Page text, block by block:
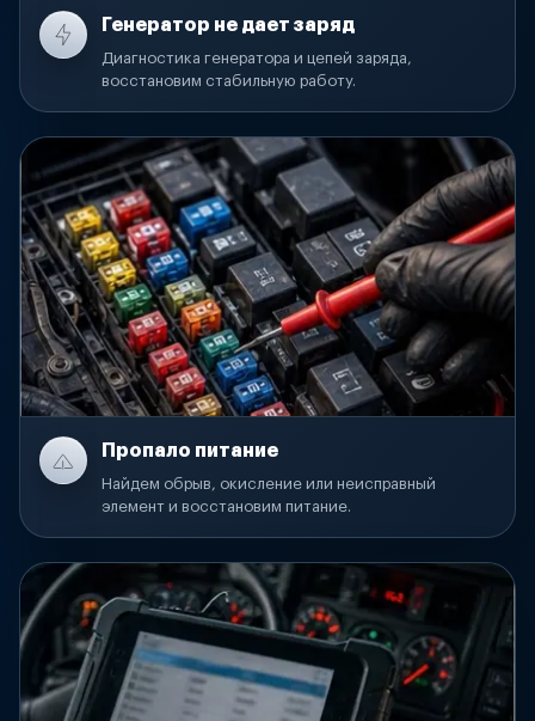
Генератор не дает заряд
Диагностика генератора и цепей заряда,
восстановим стабильную работу.
Пропало питание
Найдем обрыв, окисление или неисправный
элемент и восстановим питание.